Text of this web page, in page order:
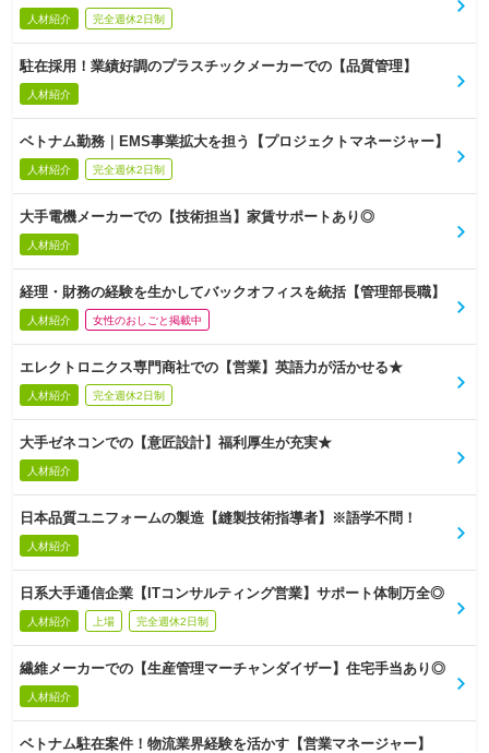
人材紹介 完全週休2日制
駐在採用！業績好調のプラスチックメーカーでの【品質管理】
人材紹介
ベトナム勤務｜EMS事業拡大を担う【プロジェクトマネージャー】
人材紹介 完全週休2日制
大手電機メーカーでの【技術担当】家賃サポートあり◎
人材紹介
経理・財務の経験を生かしてバックオフィスを統括【管理部長職】
人材紹介 女性のおしごと掲載中
エレクトロニクス専門商社での【営業】英語力が活かせる★
人材紹介 完全週休2日制
大手ゼネコンでの【意匠設計】福利厚生が充実★
人材紹介
日本品質ユニフォームの製造【縫製技術指導者】※語学不問！
人材紹介
日系大手通信企業【ITコンサルティング営業】サポート体制万全◎
人材紹介 上場 完全週休2日制
繊維メーカーでの【生産管理マーチャンダイザー】住宅手当あり◎
人材紹介
ベトナム駐在案件！物流業界経験を活かす【営業マネージャー】